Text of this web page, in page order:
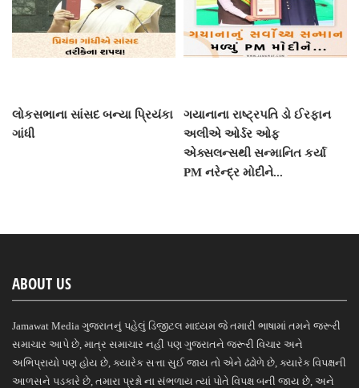
લોકસભાના સાંસદ બન્યા પ્રિયંકા
ગાંધી
ગયાનાના રાષ્ટ્રપતિ ડો ઈરફાન
અલીએ ઓર્ડર ઓફ
એક્સલન્સથી સન્માનિત કર્યા
PM નરેન્દ્ર મોદીને...
ABOUT US
Jamawat Media ગુજરાતનું પહેલું ડિજીટલ માધ્યમ જે તમારી ભાષામાં તમને જરૂરી
સમાચાર આપે છે, માત્ર સમાચાર નહીં પણ ગુજરાતને જરૂરી વિચાર અને
અભિપ્રાયો પણ હોય છે, ક્યારેક સત્તા સુઈ જાય તો એને ઢંઢોળે છે, ક્યારેક વિપક્ષની
આળસને પડકારે છે, તમારા પ્રશ્નો ના સંભળાય ત્યાં પોતે વિપક્ષ બની જાય છે, અને